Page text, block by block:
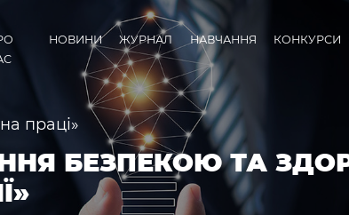
НОВИНИ ЖУРНАЛ НАВЧАННЯ КОНКУРСИ
праці»
БЕЗПЕКОЮ ТА